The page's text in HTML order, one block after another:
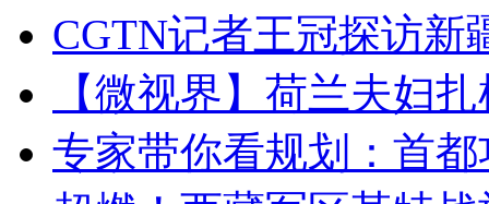
CGTN记者王冠探访新
【微视界】荷兰夫妇
专家带你看规划：首